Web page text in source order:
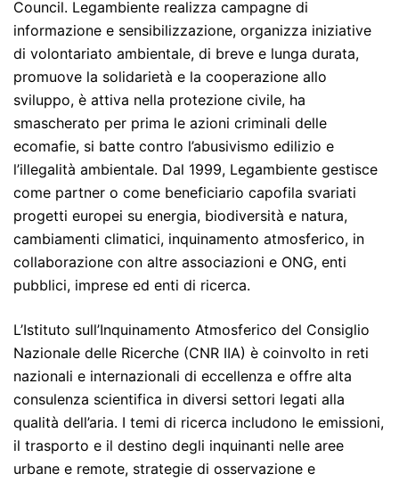
Council. Legambiente realizza campagne di
informazione e sensibilizzazione, organizza iniziative
di volontariato ambientale, di breve e lunga durata,
promuove la solidarietà e la cooperazione allo
sviluppo, è attiva nella protezione civile, ha
smascherato per prima le azioni criminali delle
ecomafie, si batte contro l’abusivismo edilizio e
l’illegalità ambientale. Dal 1999, Legambiente gestisce
come partner o come beneficiario capofila svariati
progetti europei su energia, biodiversità e natura,
cambiamenti climatici, inquinamento atmosferico, in
collaborazione con altre associazioni e ONG, enti
pubblici, imprese ed enti di ricerca.
L’Istituto sull’Inquinamento Atmosferico del Consiglio
Nazionale delle Ricerche (CNR IIA) è coinvolto in reti
nazionali e internazionali di eccellenza e offre alta
consulenza scientifica in diversi settori legati alla
qualità dell’aria. I temi di ricerca includono le emissioni,
il trasporto e il destino degli inquinanti nelle aree
urbane e remote, strategie di osservazione e